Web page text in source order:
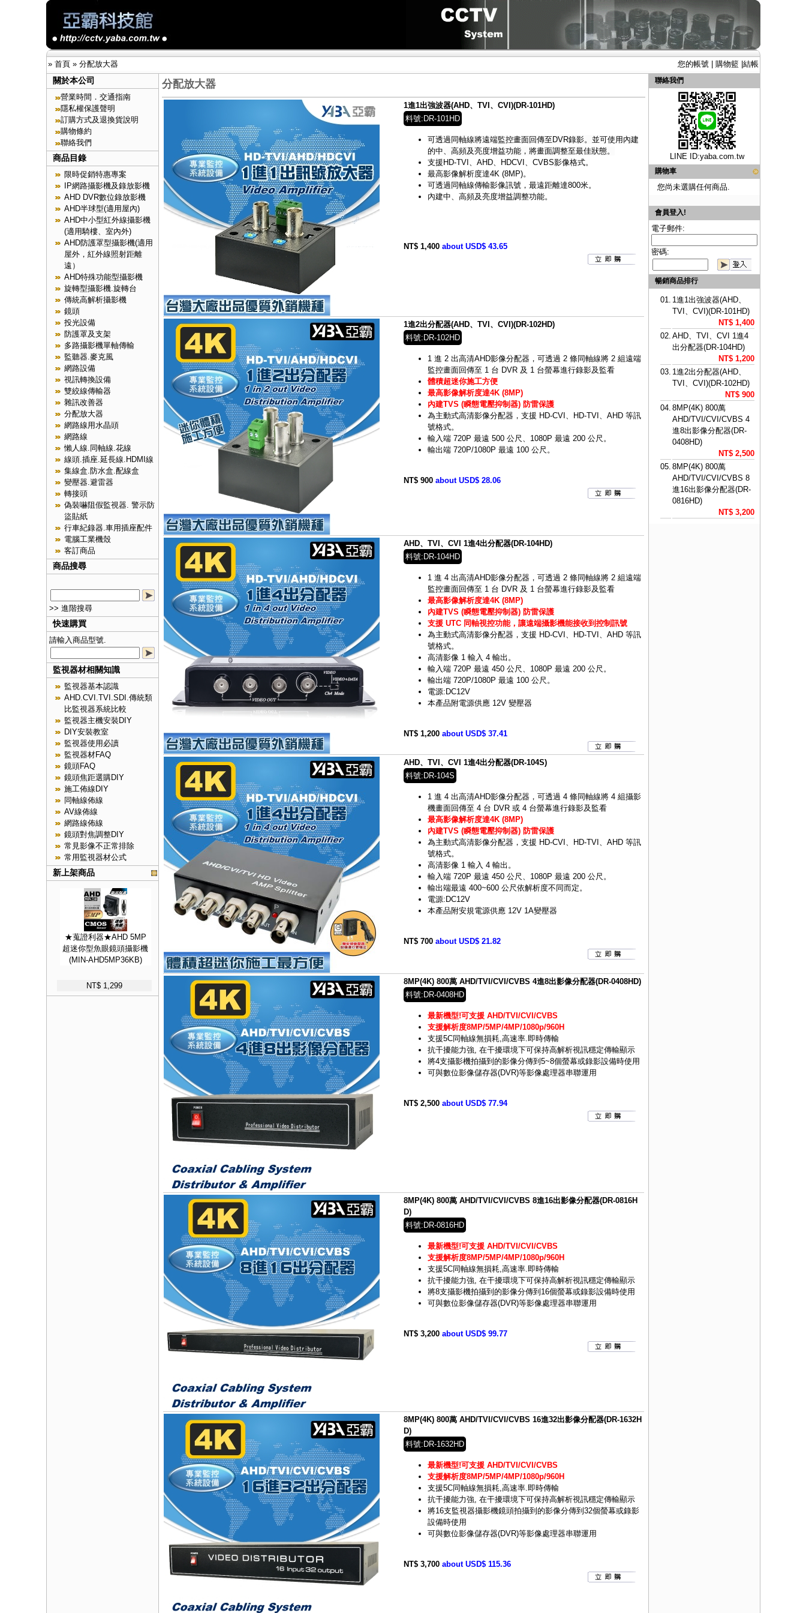
» 首頁» 分配放大器 您的帳號| 購物籃| 結帳
關於本公司
營業時間．交通指南
隱私權保護聲明
訂購方式及退換貨說明
購物條約
聯絡我們
商品目錄
限時促銷特惠專案
IP網路攝影機及錄放影機
AHD DVR數位錄放影機
AHD半球型(適用屋內)
AHD中小型紅外線攝影機
(適用騎樓、室內外)
AHD防護罩型攝影機(適用
屋外，紅外線照射距離
遠）
AHD特殊功能型攝影機
旋轉型攝影機.旋轉台
傳統高解析攝影機
鏡頭
投光設備
防護罩及支架
多路攝影機單軸傳輸
監聽器.麥克風
網路設備
視訊轉換設備
雙絞線傳輸器
雜訊改善器
分配放大器
網路線用水晶頭
網路線
懶人線.同軸線.花線
線頭.插座.延長線.HDMI線
集線盒.防水盒.配線盒
變壓器.避雷器
轉接頭
偽裝嚇阻假監視器. 警示防
盜貼紙
行車紀錄器.車用插座配件
電腦工業機殼
客訂商品
商品搜尋
>> 進階搜尋
快速購買
請輸入商品型號.
監視器材相關知識
監視器基本認識
AHD.CVI.TVI.SDI.傳統類
比監視器系統比較
監視器主機安裝DIY
DIY安裝教室
監視器使用必讀
監視器材FAQ
鏡頭FAQ
鏡頭焦距選購DIY
施工佈線DIY
同軸線佈線
AV線佈線
網路線佈線
鏡頭對焦調整DIY
常見影像不正常排除
常用監視器材公式
新上架商品
★蒐證利器★AHD 5MP
超迷你型魚眼鏡頭攝影機
(MIN-AHD5MP36KB)
NT$ 1,299
分配放大器
1進1出強波器(AHD、TVI、CVI)(DR-101HD)
料號:DR-101HD
可透過同軸線將遠端監控畫面回傳至DVR錄影。並可使用內建
的中、高頻及亮度增益功能，將畫面調整至最佳狀態。
支援HD-TVI、AHD、HDCVI、CVBS影像格式。
最高影像解析度達4K (8MP)。
可透過同軸線傳輸影像訊號，最遠距離達800米。
內建中、高頻及亮度增益調整功能。
NT$ 1,400 about USD$ 43.65
1進2出分配器(AHD、TVI、CVI)(DR-102HD)
料號:DR-102HD
1 進 2 出高清AHD影像分配器，可透過 2 條同軸線將 2 組遠端
監控畫面回傳至 1 台 DVR 及 1 台螢幕進行錄影及監看
體積超迷你施工方便
最高影像解析度達4K (8MP)
內建TVS (瞬態電壓抑制器) 防雷保護
為主動式高清影像分配器，支援 HD-CVI、HD-TVI、AHD 等訊
號格式。
輸入端 720P 最遠 500 公尺、1080P 最遠 200 公尺。
輸出端 720P/1080P 最遠 100 公尺。
NT$ 900 about USD$ 28.06
AHD、TVI、CVI 1進4出分配器(DR-104HD)
料號:DR-104HD
1 進 4 出高清AHD影像分配器，可透過 2 條同軸線將 2 組遠端
監控畫面回傳至 1 台 DVR 及 1 台螢幕進行錄影及監看
最高影像解析度達4K (8MP)
內建TVS (瞬態電壓抑制器) 防雷保護
支援 UTC 同軸視控功能，讓遠端攝影機能接收到控制訊號
為主動式高清影像分配器，支援 HD-CVI、HD-TVI、AHD 等訊
號格式。
高清影像 1 輸入 4 輸出。
輸入端 720P 最遠 450 公尺、1080P 最遠 200 公尺。
輸出端 720P/1080P 最遠 100 公尺。
電源:DC12V
本產品附電源供應 12V 變壓器
NT$ 1,200 about USD$ 37.41
AHD、TVI、CVI 1進4出分配器(DR-104S)
料號:DR-104S
1 進 4 出高清AHD影像分配器，可透過 4 條同軸線將 4 組攝影
機畫面回傳至 4 台 DVR 或 4 台螢幕進行錄影及監看
最高影像解析度達4K (8MP)
內建TVS (瞬態電壓抑制器) 防雷保護
為主動式高清影像分配器，支援 HD-CVI、HD-TVI、AHD 等訊
號格式。
高清影像 1 輸入 4 輸出。
輸入端 720P 最遠 450 公尺、1080P 最遠 200 公尺。
輸出端最遠 400~600 公尺依解析度不同而定。
電源:DC12V
本產品附安規電源供應 12V 1A變壓器
NT$ 700 about USD$ 21.82
8MP(4K) 800萬 AHD/TVI/CVI/CVBS 4進8出影像分配器(DR-0408HD)
料號:DR-0408HD
最新機型!可支援 AHD/TVI/CVI/CVBS
支援解析度8MP/5MP/4MP/1080p/960H
支援5C同軸線無損耗,高速率.即時傳輸
抗干擾能力強, 在干擾環境下可保持高解析視訊穩定傳輸顯示
將4支攝影機拍攝到的影像分傳到5~8個螢幕或錄影設備時使用
可與數位影像儲存器(DVR)等影像處理器串聯運用
NT$ 2,500 about USD$ 77.94
8MP(4K) 800萬 AHD/TVI/CVI/CVBS 8進16出影像分配器(DR-0816H
D)
料號:DR-0816HD
最新機型!可支援 AHD/TVI/CVI/CVBS
支援解析度8MP/5MP/4MP/1080p/960H
支援5C同軸線無損耗,高速率.即時傳輸
抗干擾能力強, 在干擾環境下可保持高解析視訊穩定傳輸顯示
將8支攝影機拍攝到的影像分傳到16個螢幕或錄影設備時使用
可與數位影像儲存器(DVR)等影像處理器串聯運用
NT$ 3,200 about USD$ 99.77
8MP(4K) 800萬 AHD/TVI/CVI/CVBS 16進32出影像分配器(DR-1632H
D)
料號:DR-1632HD
最新機型!可支援 AHD/TVI/CVI/CVBS
支援解析度8MP/5MP/4MP/1080p/960H
支援5C同軸線無損耗,高速率.即時傳輸
抗干擾能力強, 在干擾環境下可保持高解析視訊穩定傳輸顯示
將16支監視器攝影機鏡頭拍攝到的影像分傳到32個螢幕或錄影
設備時使用
可與數位影像儲存器(DVR)等影像處理器串聯運用
NT$ 3,700 about USD$ 115.36
聯絡我們
LINE ID:yaba.com.tw
購物車
您尚未選購任何商品.
會員登入!
電子郵件:
密碼:
暢銷商品排行
01. 1進1出強波器(AHD、
TVI、CVI)(DR-101HD)
NT$ 1,400
02. AHD、TVI、CVI 1進4
出分配器(DR-104HD)
NT$ 1,200
03. 1進2出分配器(AHD、
TVI、CVI)(DR-102HD)
NT$ 900
04. 8MP(4K) 800萬
AHD/TVI/CVI/CVBS 4
進8出影像分配器(DR-
0408HD)
NT$ 2,500
05. 8MP(4K) 800萬
AHD/TVI/CVI/CVBS 8
進16出影像分配器(DR-
0816HD)
NT$ 3,200